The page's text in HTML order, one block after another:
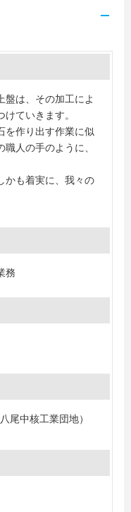
盤は、その加工によ
ていきます。
を作り出す作業に似
人の手のように、
かも着実に、我々の
務
尾中核工業団地）